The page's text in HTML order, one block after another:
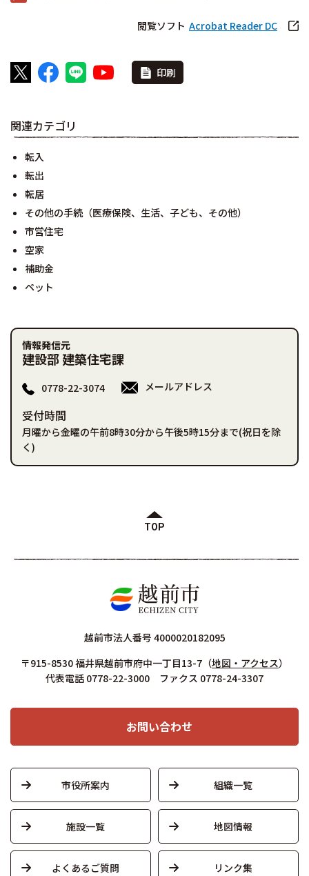
閲覧ソフト Acrobat Reader DC
印刷
関連カテゴリ
転入
転出
転居
その他の手続（医療保険、生活、子ども、その他）
市営住宅
空家
補助金
ペット
情報発信元
建設部 建築住宅課
0778-22-3074 メールアドレス
受付時間
月曜から金曜の午前8時30分から午後5時15分まで(祝日を除
く)
TOP
越前市法人番号 4000020182095
〒915-8530 福井県越前市府中一丁目13-7 （地図・アクセス）
代表電話 0778-22-3000 ファクス 0778-24-3307
お問い合わせ
市役所案内 組織一覧
施設一覧 地図情報
よくあるご質問 リンク集